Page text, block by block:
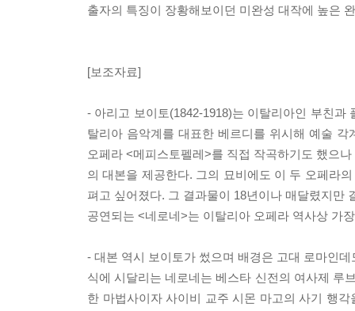
출자의 특징이 장황해보이던 미완성 대작에 높은
[보조자료]
- 아리고 보이토(1842-1918)는 이탈리아인 부친
탈리아 음악계를 대표한 베르디를 위시해 예술
오페라 <메피스토펠레>를 직접 작곡하기도 했으
의 대본을 제공한다. 그의 묘비에도 이 두 오페라
펴고 싶어졌다. 그 결과물이 18년이나 매달렸지만
공연되는 <네로네>는 이탈리아 오페라 역사상 가
- 대본 역시 보이토가 썼으며 배경은 고대 로마인
식에 시달리는 네로네는 베스타 신전의 여사제 루
한 마법사이자 사이비 교주 시몬 마고의 사기 행